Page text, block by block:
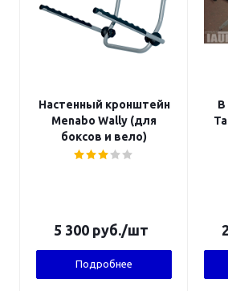
Настенный кронштейн
Menabo Wally (для
боксов и вело)
5 300 руб./шт
Подробнее
В
Taurus